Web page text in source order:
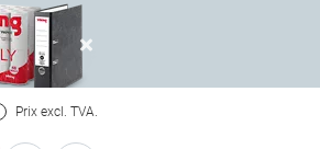
Close
Prix excl. TVA.